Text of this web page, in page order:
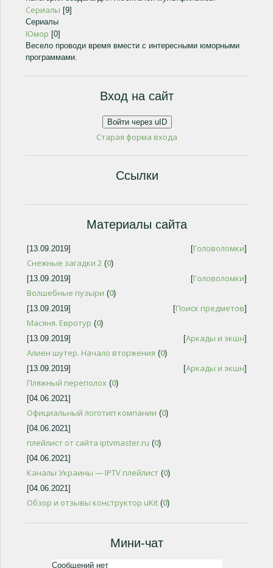
Сериалы [9]
Сериалы
Юмор [0]
Весело проводи время вмести с интересными юморными
программами.
Вход на сайт
Войти через uID
Старая форма входа
Ссылки
Материалы сайта
[13.09.2019] [Головоломки]
Снежные загадки 2 (0)
[13.09.2019]
[Головоломки]
Волшебные пузыри (0)
[13.09.2019]
[Поиск предметов]
Масяня. Евротур (0)
[13.09.2019]
[Аркады и экшн]
Алиен шутер. Начало вторжения (0)
[13.09.2019]
[Аркады и экшн]
Пляжный переполох (0)
[04.06.2021]
Официальный логотип компании (0)
[04.06.2021]
плейлист от сайта iptvmaster.ru (0)
[04.06.2021]
Каналы Украины — IPTV плейлист (0)
[04.06.2021]
Обзор и отзывы конструктор uKit (0)
Мини-чат